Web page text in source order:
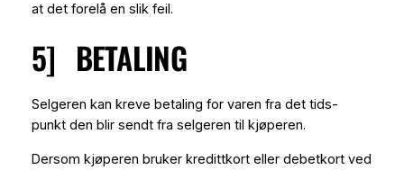
at det forelå en slik feil.
5] BETALING
Selgeren kan kreve betaling for varen fra det tids-
punkt den blir sendt fra selgeren til kjøperen.
Dersom kjøperen bruker kredittkort eller debetkort ved